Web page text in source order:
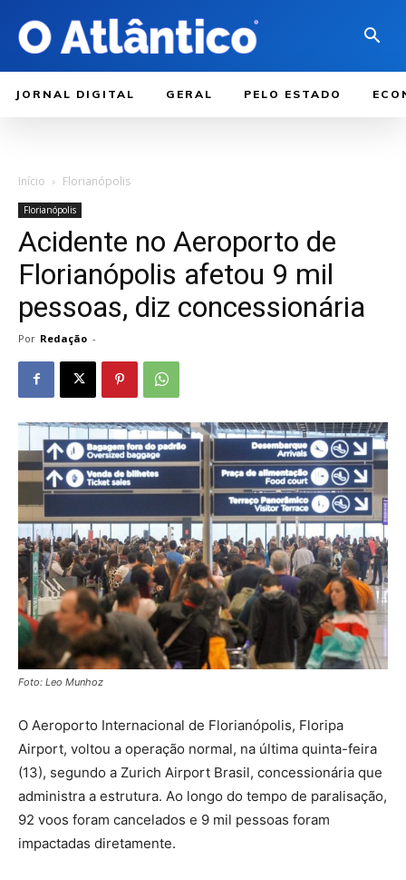
JORNAL DIGITAL GERAL PELO ESTADO
Início Florianópolis
Florianópolis
Acidente no Aeroporto de
Florianópolis afetou 9 mil
pessoas, diz concessionária
Por Redação -
Foto: Leo Munhoz
O Aeroporto Internacional de Florianópolis, Floripa
Airport, voltou a operação normal, na última quinta-feira
(13), segundo a Zurich Airport Brasil, concessionária que
administra a estrutura. Ao longo do tempo de paralisação,
92 voos foram cancelados e 9 mil pessoas foram
impactadas diretamente.